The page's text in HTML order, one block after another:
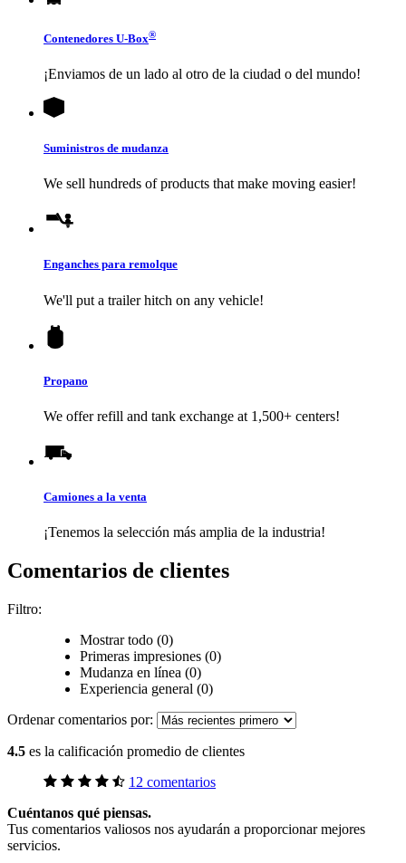
Contenedores U-Box®
¡Enviamos de un lado al otro de la ciudad o del mundo!
Suministros de mudanza
We sell hundreds of products that make moving easier!
Enganches para remolque
We'll put a trailer hitch on any vehicle!
Propano
We offer refill and tank exchange at 1,500+ centers!
Camiones a la venta
¡Tenemos la selección más amplia de la industria!
Comentarios de clientes
Filtro:
Mostrar todo (0)
Primeras impresiones (0)
Mudanza en línea (0)
Experiencia general (0)
Ordenar comentarios por:
4.5 es la calificación promedio de clientes
12 comentarios
Cuéntanos qué piensas.
Tus comentarios valiosos nos ayudarán a proporcionar mejores
servicios.